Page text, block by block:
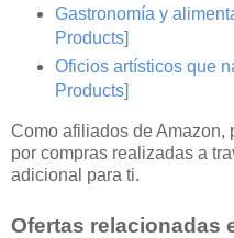
Gastronomía y
Products]
Oficios artísticos que
Products]
Como afiliados de Amazon,
por compras realizadas a
adicional para ti.
Ofertas relacionadas